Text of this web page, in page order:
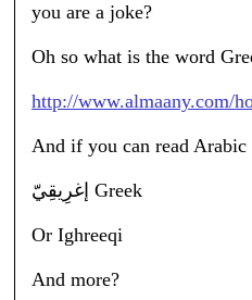
you are a joke?
Oh so what is the word
http://www.almaany.com/
And if you can read Arabic
إغرِيقِيّ Greek
Or Ighreeqi
And more?